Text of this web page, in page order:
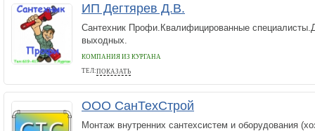
ИП Дегтярев Д.В.
Сантехник Профи.Квалифицированные
выходных.
КОМПАНИЯ ИЗ КУРГАНА
ТЕЛ:ПОКАЗАТЬ
+73522619417
ООО СанТехСтрой
Монтаж внутренних сантехсистем и оборудования